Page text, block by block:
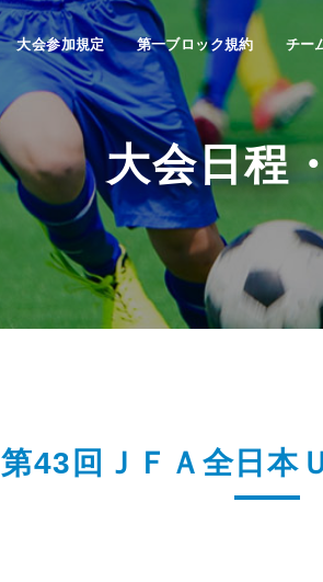
大会参加規定 第一ブロック規約 チー
大会日程
第43回ＪＦＡ全日本